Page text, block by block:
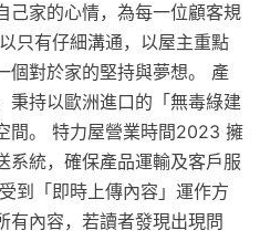
己家的心情，為每一位顧客規
只有仔細溝通，以屋主重點
個對於家的堅持與夢想。 產
秉持以歐洲進口的「無毒綠建
間。 特力屋營業時間2023 擁
系統，確保產品運輸及客戶服
到「即時上傳內容」運作方
有內容，若讀者發現出現問